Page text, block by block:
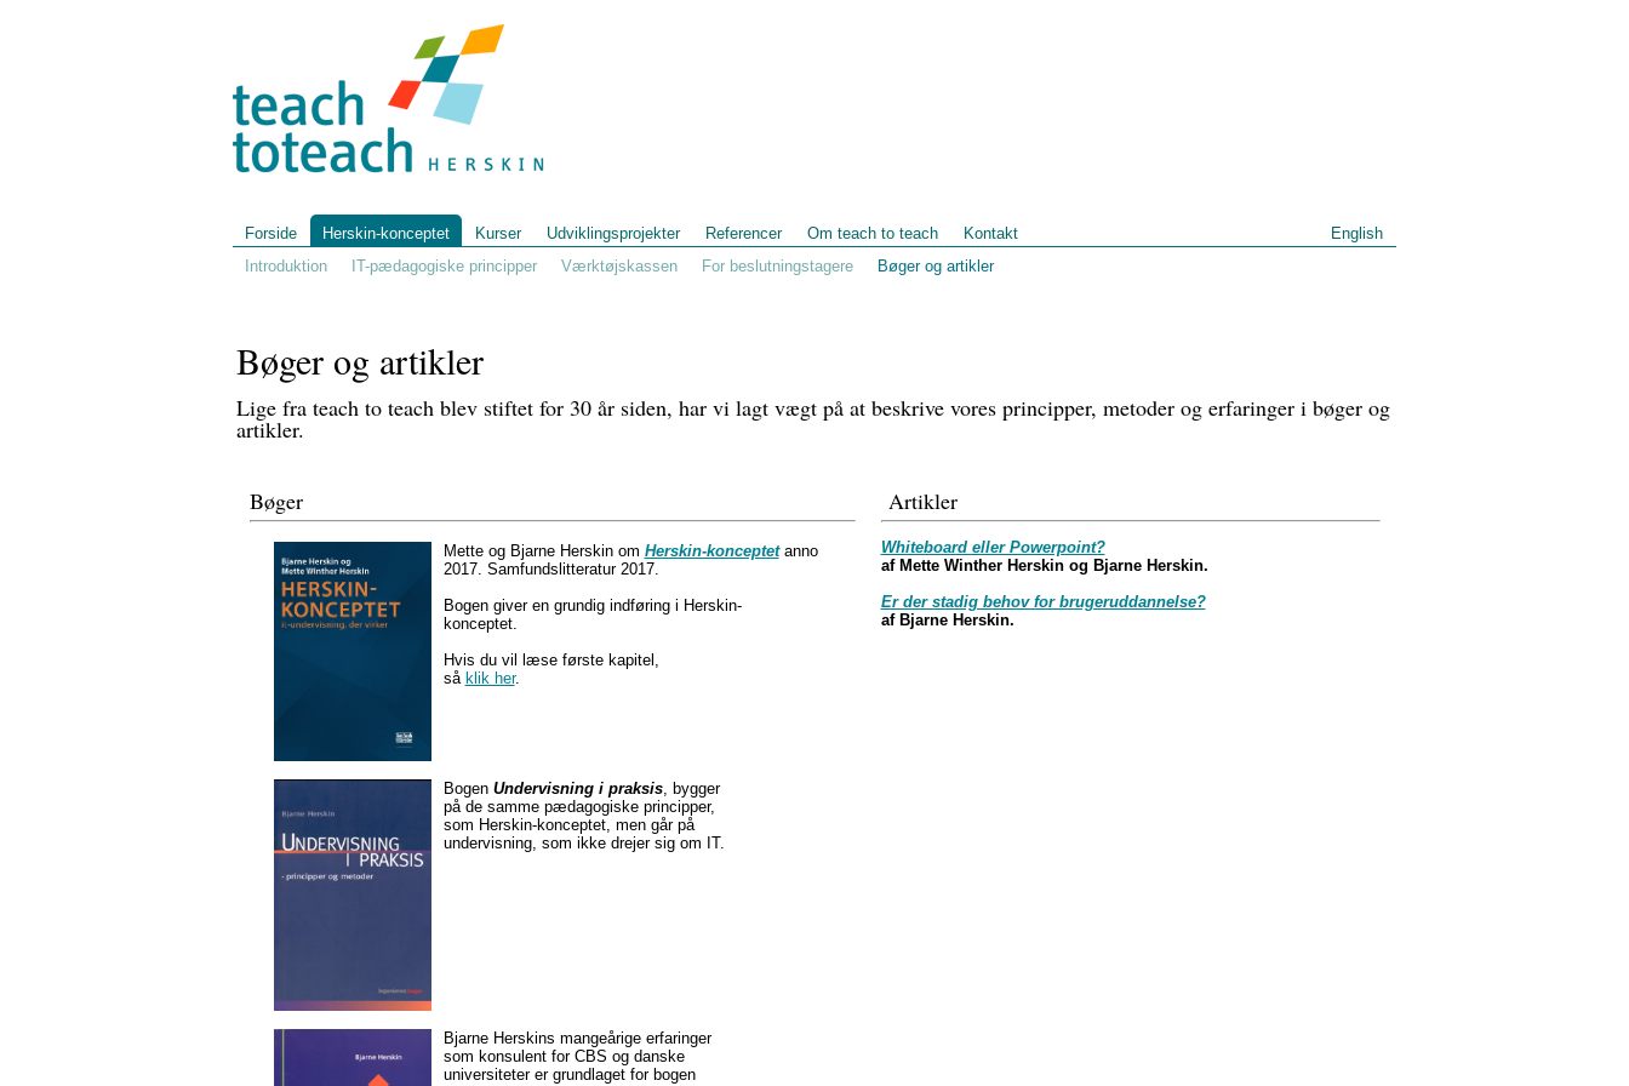
Forside Herskin-konceptet Kurser Udviklingsprojekter Referencer Om teach to teach Kontakt
English
Introduktion
IT-pædagogiske principper Værktøjskassen For beslutningstagere Bøger og artikler
Bøger og artikler
Lige fra teach to teach blev stiftet for 30 år siden, har vi lagt vægt på at beskrive vores principper, metoder og erfaringer i bøger og
artikler.
Bøger
Mette og Bjarne Herskin om Herskin-konceptetanno
2017. Samfundslitteratur 2017.
Bogen giver en grundig indføring i Herskin-
konceptet.
Hvis du vil læse første kapitel,
så klik her.
Bogen Undervisning i praksis, bygger
på de samme pædagogiske principper,
som Herskin-konceptet, men går på
undervisning, som ikke drejer sig om IT.
Bjarne Herskins mangeårige erfaringer
som konsulent for CBS og danske
universiteter er grundlaget for bogen
Artikler
Whiteboard eller Powerpoint?
af Mette Winther Herskin og Bjarne Herskin.
Er der stadig behov for brugeruddannelse?
af Bjarne Herskin.